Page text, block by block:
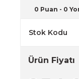
0 Puan - 0
Stok Kodu
Ürün Fiyatı